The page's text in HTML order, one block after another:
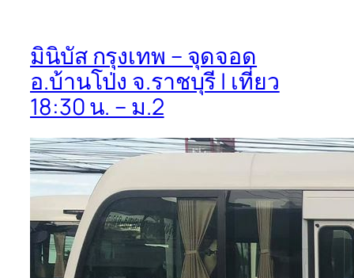
มินิบัส กรุงเทพ – จุดจอด
อ.บ้านโป่ง จ.ราชบุรี | เที่ยว
18:30 น. – ม.2